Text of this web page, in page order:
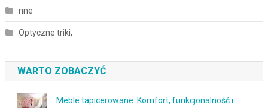
nne
Optyczne triki,
WARTO ZOBACZYĆ
Meble tapicerowane: Komfort, funkcjonalność i